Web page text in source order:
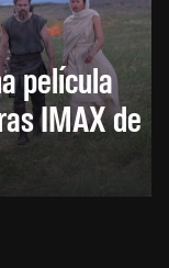
película
IMAX de